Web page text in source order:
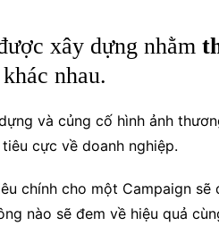
xây dựng nhằm
khác nhau.
và củng cố hình ảnh
cực về doanh nghiệp.
chính cho một Campaign
nào sẽ đem về hiệu quả